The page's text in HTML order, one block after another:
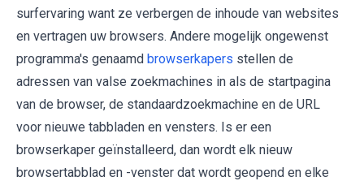
surfervaring want ze verbergen de inhoude van websites
en vertragen uw browsers. Andere mogelijk ongewenst
programma's genaamd browserkapers stellen de
adressen van valse zoekmachines in als de startpagina
van de browser, de standaardzoekmachine en de URL
voor nieuwe tabbladen en vensters. Is er een
browserkaper geïnstalleerd, dan wordt elk nieuw
browsertabblad en -venster dat wordt geopend en elke